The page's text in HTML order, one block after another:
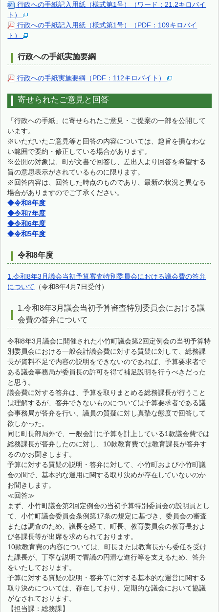
行政への手紙記入用紙（様式第1号）（ワード：21.2キロバイ
ト）
行政への手紙記入用紙（様式第1号）（PDF：109キロバイ
ト）
行政への手紙実施要綱
行政への手紙実施要綱（PDF：112キロバイト）
寄せられたご意見と回答
「行政への手紙」に寄せられたご意見・ご提案の一部を公開して
います。
※いただいたご意見等と回答の内容については、趣旨を損なわな
い範囲で要約・修正している場合があります。
※公開の対象は、町が文書で回答し、差出人より回答を希望する
旨の意思表示がされているものに限ります。
※回答内容は、回答した時点のものであり、最新の状況と異なる
場合がありますのでご了承ください。
◆令和8年度
◆令和7年度
◆令和6年度
◆令和5年度
令和8年度
1.令和8年3月議会当初予算審査特別委員会における議会費の答弁
について （令和8年4月7日受付）
1.令和8年3月議会当初予算審査特別委員会における議
会費の答弁について
令和8年3月議会に開催された小竹町議会第2回定例会の当初予算特
別委員会における一般会計議会費に対する質疑に対して、総務課
長が資料不足で内容の説明をできないのであれば、予算要求者で
ある議会事務局が委員長の許可を得て補足説明を行うべきだった
と思う。
議会費に対する答弁は、予算を取りまとめる総務課長が行うこと
は理解するが、答弁できないものについては予算要求者である議
会事務局が答弁を行い、議員の質疑に対し真摯な態度で回答して
欲しかった。
同じ町長部局外で、一般会計に予算を計上している1款議会費では
総務課長が答弁したのに対し、10款教育費では教育課長が答弁す
るのかお聞きします。
予算に対する質疑の説明・答弁に対して、小竹町および小竹町議
会の間で、基本的な運用に関する取り決めが存在していないのか
お聞きします。
≪回答≫
まず、小竹町議会第2回定例会の当初予算特別委員会の説明員とし
て、小竹町議会委員会条例第17条の規定に基づき、委員会の審査
または調査のため、議長を経て、町長、教育委員会の教育長およ
び各課長等が出席を求められております。
10款教育費の内容については、町長または教育長から委任を受け
た課長が、丁寧な説明で審議の円滑な進行等を支えるため、答弁
をいたしております。
予算に対する質疑の説明・答弁等に対する基本的な運営に関する
取り決めについては、存在しており、定期的な議会において協議
がなされております。
【担当課：総務課】